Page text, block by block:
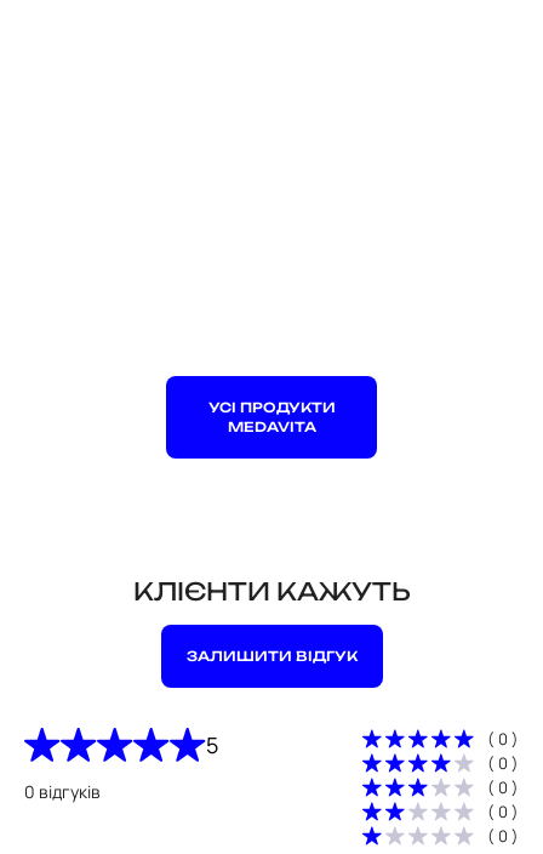
УСІ ПРОДУКТИ
MEDAVITA
КЛІЄНТИ КАЖУТЬ
ЗАЛИШИТИ ВІДГУК
5
0 відгуків
( 0 )
( 0 )
( 0 )
( 0 )
( 0 )